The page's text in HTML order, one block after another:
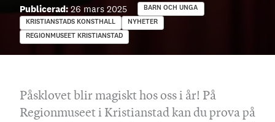
Publicerad: 26 mars 2025 BARN OCH UNGA
KRISTIANSTADS KONSTHALL NYHETER
REGIONMUSEET KRISTIANSTAD
Påsklovet blir magiskt hos oss i år! På
Regionmuseet i Kristianstad kan du prova på